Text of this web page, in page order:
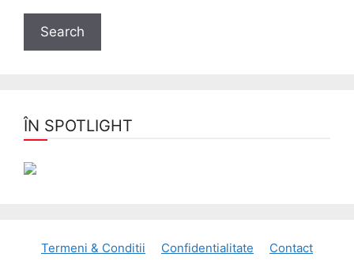
ÎN SPOTLIGHT
Termeni & Conditii Confidentialitate
Contact